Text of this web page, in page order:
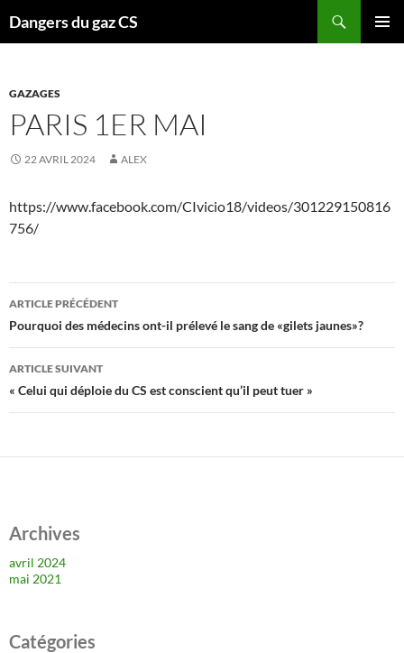
Dangers du gaz CS
GAZAGES
PARIS 1ER MAI
22 AVRIL 2024 ALEX
https://www.facebook.com/CIvicio18/videos/301229150816
756/
Navigation
des
articles
ARTICLE PRÉCÉDENT
Pourquoi des médecins ont-il prélevé le sang de «gilets jaunes»?
ARTICLE SUIVANT
« Celui qui déploie du CS est conscient qu’il peut tuer »
Archives
avril 2024
mai 2021
Catégories